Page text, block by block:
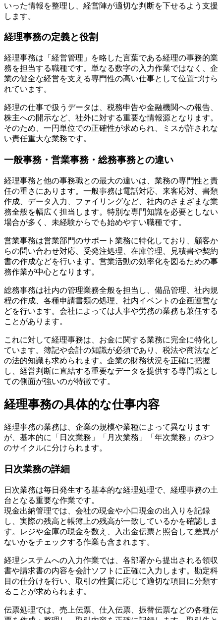
いった情報を整理し、経営陣が適切な判断を下せるよう支援
します。
経理事務の定義と役割
経理事務は「経営管理」を略した言葉である経理の事務的業
務を担当する職種です。単なる数字の入力作業ではなく、企
業の健全な経営を支える専門性の高い仕事として位置づけら
れています。
経理の仕事で扱うデータは、税務申告や金融機関への報告、
株主への開示など、社外に対する重要な情報源となります。
そのため、一円単位での正確性が求められ、ミスが許されな
い責任重大な業務です。
一般事務・営業事務・総務事務との違い
経理事務と他の事務職との最大の違いは、業務の専門性と責
任の重さにあります。一般事務は電話対応、来客応対、書類
作成、データ入力、ファイリングなど、社内のさまざまな業
務全般を幅広く担当します。特別な専門知識を必要としない
場合が多く、未経験からでも始めやすい職種です。
営業事務は営業部門のサポート業務に特化しており、顧客か
らの問い合わせ対応、受発注処理、在庫管理、見積書や契約
書の作成などを行います。営業活動の効率化を図るための事
務作業が中心となります。
総務事務は社内の管理業務全般を担当し、備品管理、社内規
程の作成、各種申請書類の処理、社内イベントの企画運営な
どを行います。会社によっては人事や労務の業務も兼任する
ことがあります。
これに対して経理事務は、お金に関する業務に完全に特化し
ています。簿記や会計の知識が必須であり、税法や商法など
の法的知識も求められます。企業の財務状況を正確に把握
し、経営判断に直結する重要なデータを提供する専門職とし
ての側面が強いのが特徴です。
経理事務の具体的な仕事内容
経理事務の業務は、企業の規模や業種によって異なります
が、基本的に「日次業務」「月次業務」「年次業務」の3つ
のサイクルに分けられます。
日次業務の詳細
日次業務は毎日発生する基本的な経理処理で、経理事務の土
台となる重要な作業です。
現金出納管理では、会社の現金や小口現金の出入りを記録
し、実際の残高と帳簿上の残高が一致しているかを確認しま
す。レジや金庫の現金を数え、入出金伝票と照合して差異が
ないかをチェックする作業も含まれます。
経理システムへの入力作業では、各部署から提出される領収
書や請求書の内容を会計ソフトに正確に入力します。勘定科
目の仕分けを行い、取引の性質に応じて適切な項目に分類す
ることが求められます。
伝票処理では、売上伝票、仕入伝票、振替伝票などの各種伝